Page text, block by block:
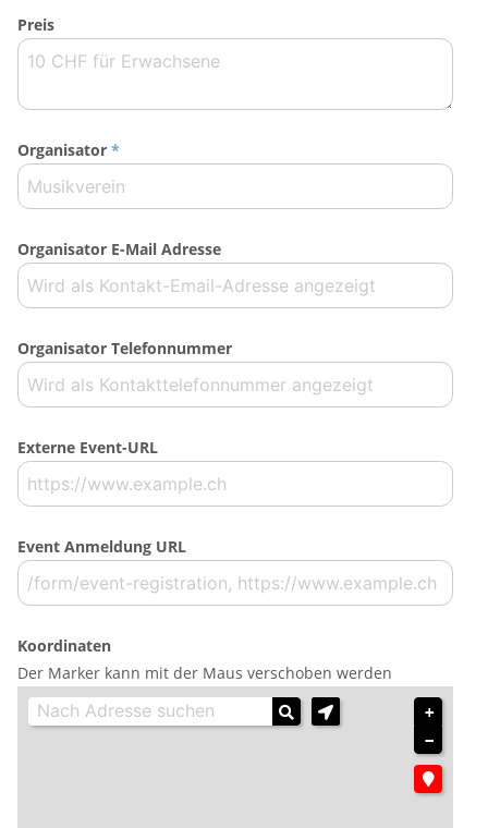
Preis
Organisator *
Organisator E-Mail Adresse
Organisator Telefonnummer
Externe Event-URL
Event Anmeldung URL
Koordinaten
Der Marker kann mit der Maus verschoben werden
+
−